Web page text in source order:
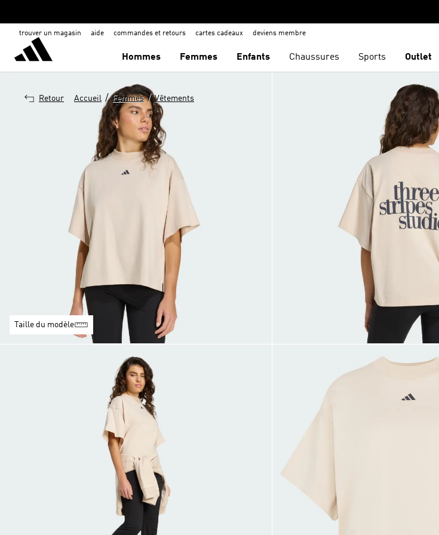
trouver un magasin aide commandes et retours cartes cadeaux deviens membre
Hommes Femmes Enfants Chaussures Sports Outlet
Retour Accueil / Femmes / Vêtements
Taille du modèle